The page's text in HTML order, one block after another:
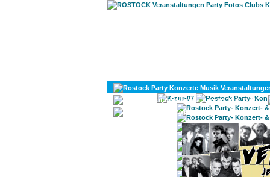
KULTUR
DIVERSES